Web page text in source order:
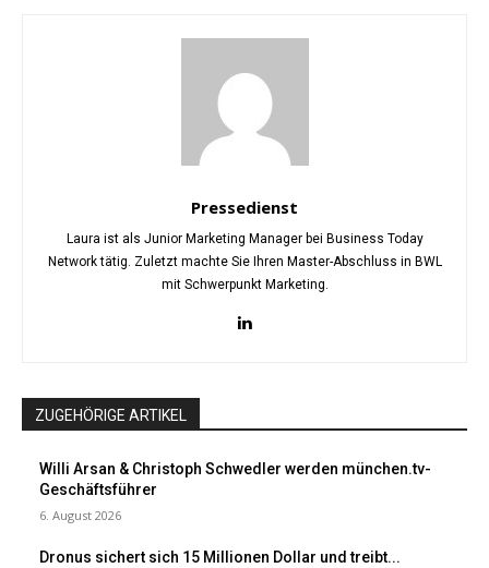
Pressedienst
Laura ist als Junior Marketing Manager bei Business Today
Network tätig. Zuletzt machte Sie Ihren Master-Abschluss in BWL
mit Schwerpunkt Marketing.
ZUGEHÖRIGE ARTIKEL
Willi Arsan & Christoph Schwedler werden münchen.tv-
Geschäftsführer
6. August 2026
Dronus sichert sich 15 Millionen Dollar und treibt...